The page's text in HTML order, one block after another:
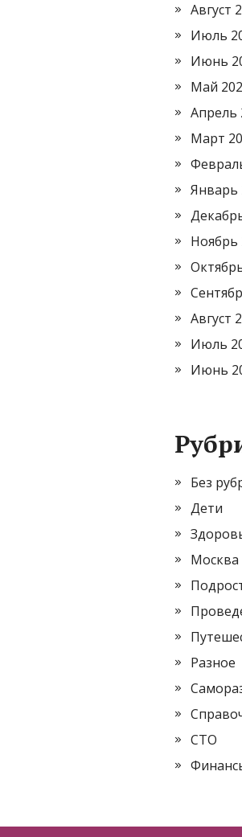
Август
Июль
Июнь
Май
Апрель
Март
Январь
Ноябрь
Август
Июль
Июнь
Без
Дети
Москва
Разное
СТО